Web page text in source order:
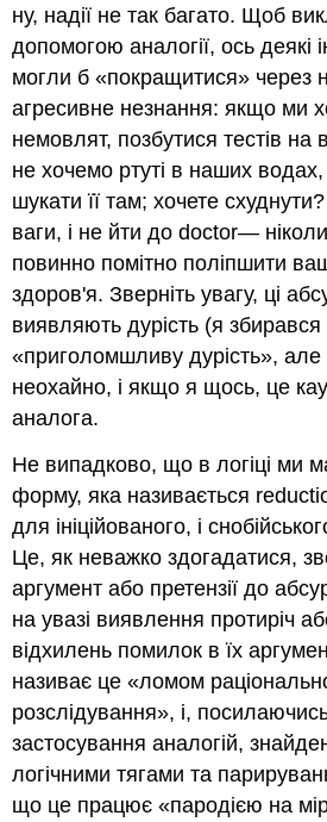
ну, надії не так багато. Щоб
допомогою аналогії, ось деякі
могли б «покращитися» через
агресивне незнання: якщо ми
немовлят, позбутися тестів на
не хочемо ртуті в наших
шукати її там; хочете
ваги, і не йти до doctor—
повинно помітно поліпшити
здоров'я. Зверніть увагу, ці
виявляють дурість (я
«приголомшливу дурість»,
неохайно, і якщо я щось, це
аналога.
Не випадково, що в логіці ми
форму, яка називається
для ініційованого, і
Це, як неважко здогадатися,
аргумент або претензії до
на увазі виявлення протиріч
відхилень помилок в їх
називає це «ломом
розслідування», і,
застосування аналогій,
логічними тягами та
що це працює «пародією на